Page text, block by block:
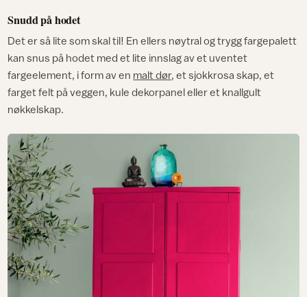
Snudd på hodet
Det er så lite som skal til! En ellers nøytral og trygg fargepalett
kan snus på hodet med et lite innslag av et uventet
fargeelement, i form av en malt dør, et sjokkrosa skap, et
farget felt på veggen, kule dekorpanel eller et knallgult
nøkkelskap.